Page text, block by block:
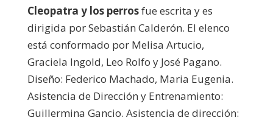
Cleopatra y los perrosfue escrita y es
dirigida por Sebastián Calderón. El elenco
está conformado por Melisa Artucio,
Graciela Ingold, Leo Rolfo y José Pagano.
Diseño: Federico Machado, Maria Eugenia.
Asistencia de Dirección y Entrenamiento:
Guillermina Gancio. Asistencia de dirección: